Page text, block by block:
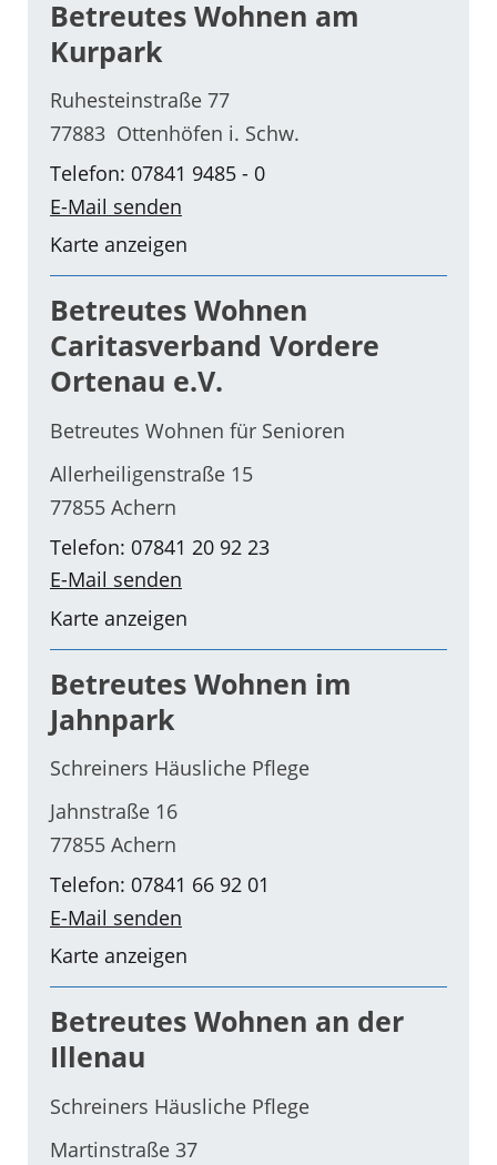
Betreutes Wohnen am
Kurpark
Ruhesteinstraße 77
77883 Ottenhöfen i. Schw.
Telefon: 07841 9485 - 0
E-Mail senden
Karte anzeigen
Betreutes Wohnen
Caritasverband Vordere
Ortenau e.V.
Betreutes Wohnen für Senioren
Allerheiligenstraße 15
77855 Achern
Telefon: 07841 20 92 23
E-Mail senden
Karte anzeigen
Betreutes Wohnen im
Jahnpark
Schreiners Häusliche Pflege
Jahnstraße 16
77855 Achern
Telefon: 07841 66 92 01
E-Mail senden
Karte anzeigen
Betreutes Wohnen an der
Illenau
Schreiners Häusliche Pflege
Martinstraße 37